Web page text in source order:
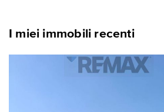
I miei immobili recenti